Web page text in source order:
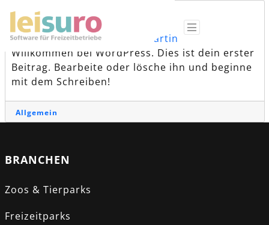
HALLO WELT!
Posted on23. Juli 2024
Martin
Willkommen bei WordPress. Dies ist dein erster
Beitrag. Bearbeite oder lösche ihn und beginne
mit dem Schreiben!
Allgemein
BRANCHEN
Zoos & Tierparks
Freizeitparks